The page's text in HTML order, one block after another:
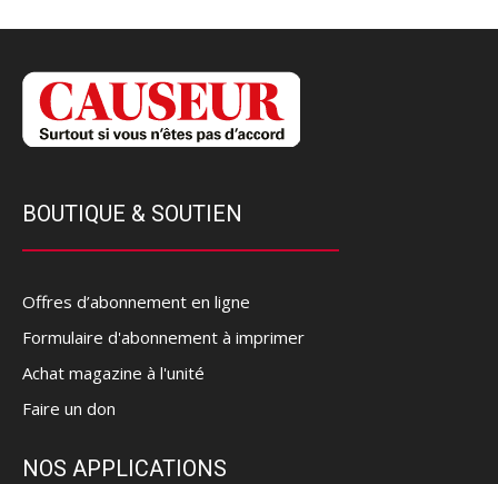
BOUTIQUE & SOUTIEN
Offres d’abonnement en ligne
Formulaire d'abonnement à imprimer
Achat magazine à l'unité
Faire un don
NOS APPLICATIONS